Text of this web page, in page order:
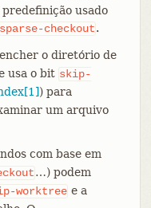
usado
sparse-checkout.
o diretório de
usa o bit skip-
) para
um arquivo
com base em
…​) podem
worktree e a